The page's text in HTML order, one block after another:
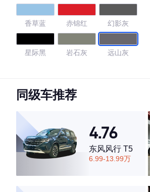
香草蓝 赤锦红 幻影灰
星际黑 岩石灰 远山灰
4.78
·外观表现较为优秀，优于81%同级车
·内饰表现较为优秀，优于69%同级车
·空间表现较为优秀，优于57%同级车
同级车推荐
4.76
东风风行 T5
6.99-13.99万